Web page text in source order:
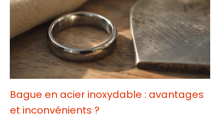
Bague en acier inoxydable : avantages
et inconvénients ?